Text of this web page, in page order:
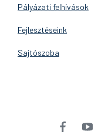
Pályázati felhívások
Fejlesztéseink
Sajtószoba